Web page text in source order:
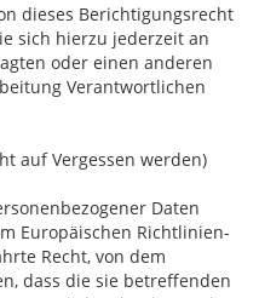
dieses Berichtigungsrecht
sich hierzu jederzeit an
oder einen anderen
Verantwortlichen
auf Vergessen werden)
Daten
Europäischen Richtlinien-
Recht, von dem
dass die sie betreffenden